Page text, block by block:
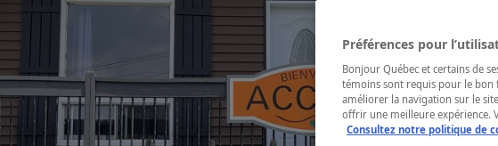
Préférences pour
Bonjour Québec et certains de
témoins sont requis pour le bon
améliorer la navigation sur le
offrir une meilleure expérience.
Consultez notre politique de